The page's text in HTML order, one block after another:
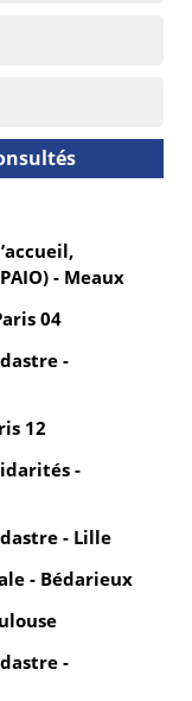
- Meaux
04
-
12
-
- Lille
- Bédarieux
-